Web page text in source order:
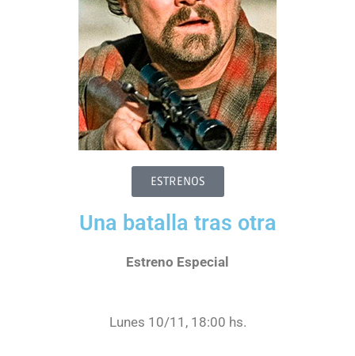
ESTRENOS
Una batalla tras otra
Estreno Especial
Lunes 10/11, 18:00 hs.